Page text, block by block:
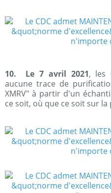
10. Le 7 avril 2021, les
aucune trace de
XMRV" à partir d'un
ce soit, où que ce soit sur la